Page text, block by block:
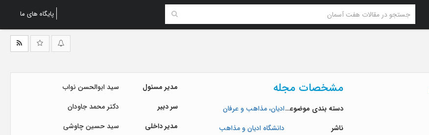
پایگاه های ما
مشخصات مجله
دسته بندی موضوعیادیان، مذاهب و عرفان
ناشر
دانشگاه ادیان و مذاهب
مدیر مسئول
سيد ابوالحسن نواب
سر دبیر
دکتر محمد جاودان
مدیر داخلی
سید حسین چاوشی